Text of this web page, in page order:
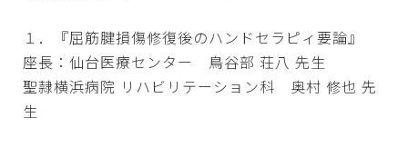
１．『屈筋腱損傷修復後のハンドセラピィ要論』
座長：仙台医療センター 鳥谷部 荘八 先生
聖隷横浜病院 リハビリテーション科 奥村 修也 先
生